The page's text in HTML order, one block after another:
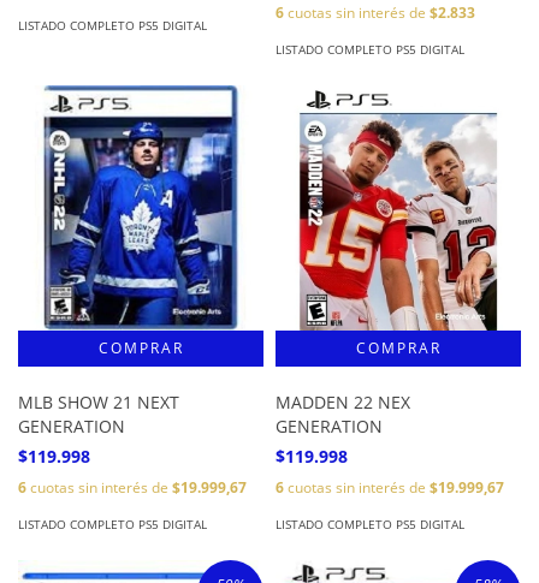
LISTADO COMPLETO PS5 DIGITAL
6cuotas sin interés de $2.833
LISTADO COMPLETO PS5 DIGITAL
MLB SHOW 21 NEXT
GENERATION
$119.998
6cuotas sin interés de $19.999,67
LISTADO COMPLETO PS5 DIGITAL
MADDEN 22 NEX
GENERATION
$119.998
6cuotas sin interés de $19.999,67
LISTADO COMPLETO PS5 DIGITAL